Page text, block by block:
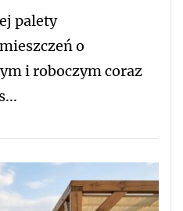
palety
o
i roboczym coraz